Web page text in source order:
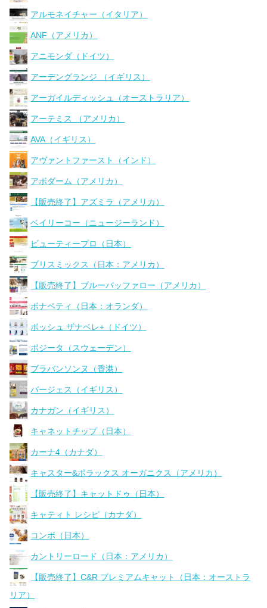
アルモネイチャー（イタリア）
ANF（アメリカ）
アニモンダ（ドイツ）
アーデングランジ （イギリス）
アーガイルディッシュ（オーストラリア）
アーテミス （アメリカ）
AVA（イギリス）
アヴァントファースト（インド）
アボダーム（アメリカ）
【販売終了】アズミラ（アメリカ）
ベイリーコー（ニュージーランド）
ビューティープロ（日本）
ブリスミックス（日本：アメリカ）
【販売終了】ブルーバッファロー（アメリカ）
ボナペティ（日本：オランダ）
ボッシュ ザナベレ+（ドイツ）
ボジータ（スウェーデン）
ブラバンソンヌ（香港）
バージェス（イギリス）
カナガン（イギリス）
キャネットチップ（日本）
カーナ4（カナダ）
キャスター&ポラックス オーガニクス（アメリカ）
【販売終了】キャットドゥ（日本）
キャティト レシピ（カナダ）
コンボ（日本）
カントリーロード（日本：アメリカ）
【販売終了】C&R プレミアムキャット（日本：オーストラ
リア）